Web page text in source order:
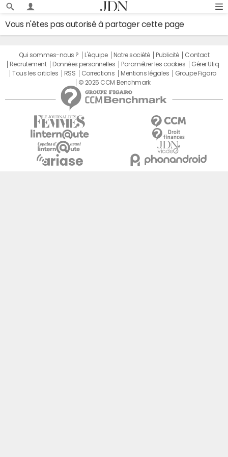
Vous n'êtes pas autorisé à partager cette page
Qui sommes-nous ? L'équipe Notre société Publicité
Contact
Recrutement
Données personnelles Paramétrer les cookies
Gérer Utiq
Tous les articles
RSS Corrections Mentions légales
Groupe Figaro
© 2025 CCM Benchmark